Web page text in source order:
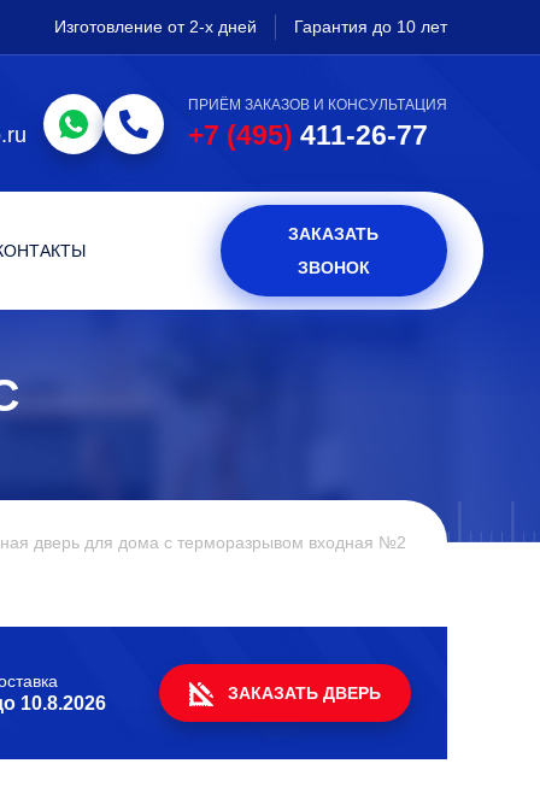
Изготовление от 2-х дней Гарантия до 10 лет
ПРИЁМ ЗАКАЗОВ И КОНСУЛЬТАЦИЯ
+7 (495) 411-26-77
ЗАКАЗАТЬ
ЗВОНОК
дверь для дома с терморазрывом входная №2
10.8.2026 ЗАКАЗАТЬ ДВЕРЬ